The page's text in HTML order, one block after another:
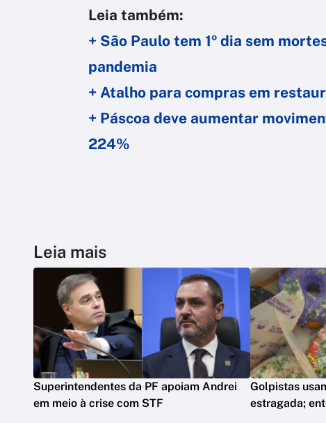
Leia também:
+ São Paulo tem 1º dia sem
pandemia
+ Atalho para compras em
+ Páscoa deve aumentar
224%
Leia mais
Superintendentes da PF apoiam Andrei
em meio à crise com STF
Golpistas
estragada;